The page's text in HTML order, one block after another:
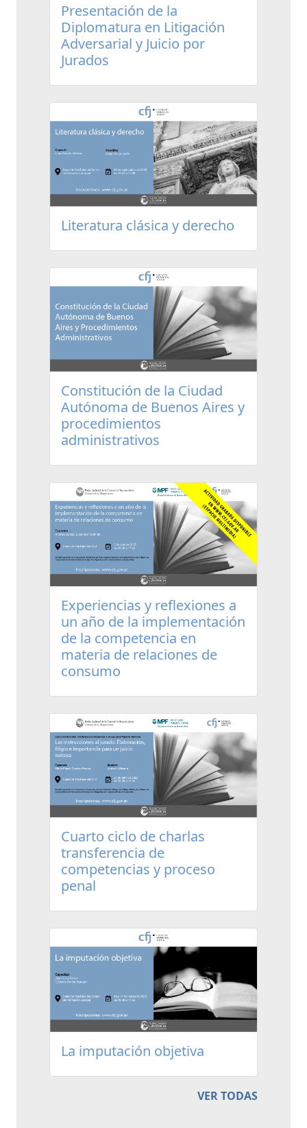
Presentación de la
Diplomatura en Litigación
Adversarial y Juicio por
Jurados
Literatura clásica y derecho
Constitución de la Ciudad
Autónoma de Buenos Aires y
procedimientos
administrativos
Experiencias y reflexiones a
un año de la implementación
de la competencia en
materia de relaciones de
consumo
Cuarto ciclo de charlas
transferencia de
competencias y proceso
penal
La imputación objetiva
VER TODAS